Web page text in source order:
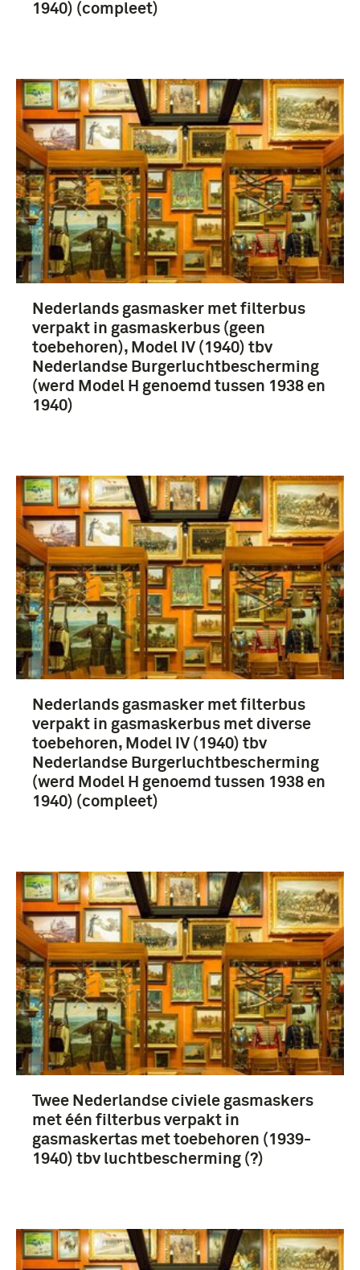
1940) (compleet)
Nederlands gasmasker met filterbus
verpakt in gasmaskerbus (geen
toebehoren), Model IV (1940) tbv
Nederlandse Burgerluchtbescherming
(werd Model H genoemd tussen 1938 en
1940)
Nederlands gasmasker met filterbus
verpakt in gasmaskerbus met diverse
toebehoren, Model IV (1940) tbv
Nederlandse Burgerluchtbescherming
(werd Model H genoemd tussen 1938 en
1940) (compleet)
Twee Nederlandse civiele gasmaskers
met één filterbus verpakt in
gasmaskertas met toebehoren (1939-
1940) tbv luchtbescherming (?)